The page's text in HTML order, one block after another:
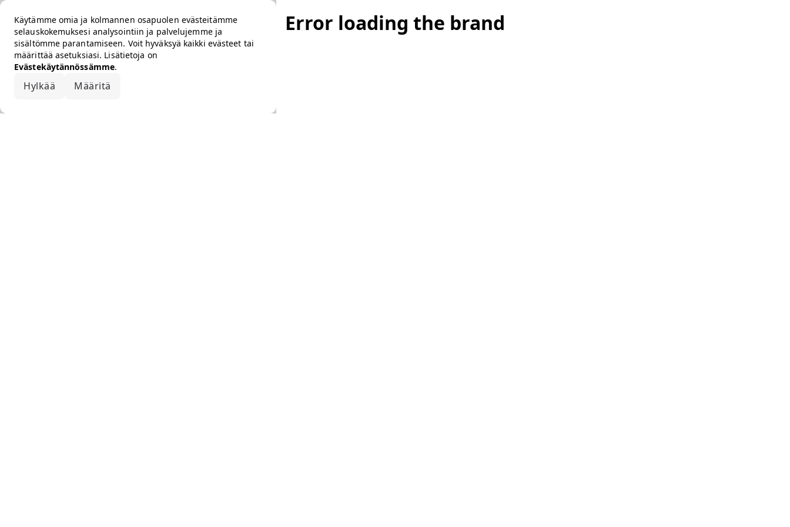
Käytämme omia ja kolmannen osapuolen evästeitämme
selauskokemuksesi analysointiin ja palvelujemme ja
sisältömme parantamiseen. Voit hyväksyä kaikki evästeet tai
määrittää asetuksiasi. Lisätietoja on
Evästekäytännössämme.
Hylkää Määritä
Error loading the brand